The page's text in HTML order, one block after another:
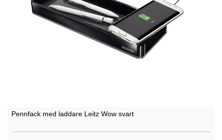
Pennfack med laddare Leitz Wow svart